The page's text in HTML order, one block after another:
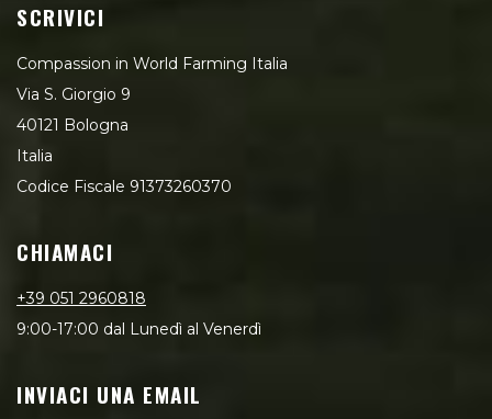
SCRIVICI
Compassion in World Farming Italia
Via S. Giorgio 9
40121 Bologna
Italia
Codice Fiscale 91373260370
CHIAMACI
+39 051 2960818
9:00-17:00 dal Lunedì al Venerdì
INVIACI UNA EMAIL